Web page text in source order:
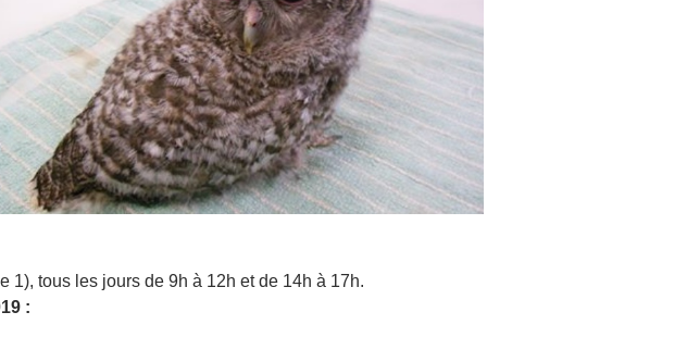
1), tous les jours de 9h à 12h et de 14h à 17h.
: